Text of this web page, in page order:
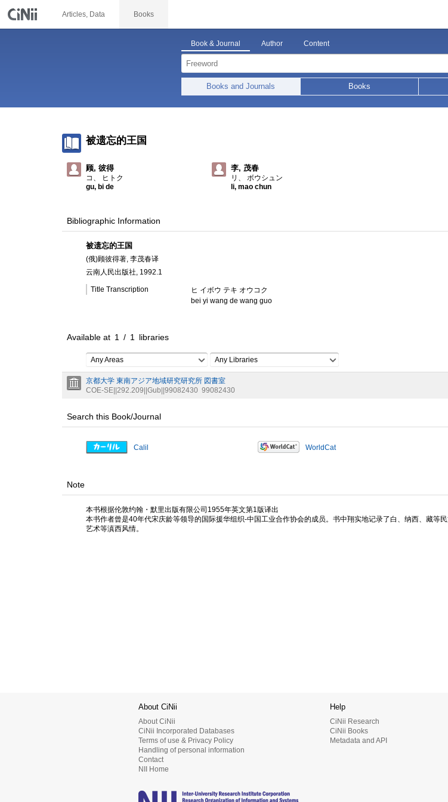
Articles, Data Books
Book & Journal Author Content
Books and Journals Books
被遗忘的王国
顾, 彼得
コ、 ヒトク
gu, bi de
李, 茂春
リ、 ボウシュン
li, mao chun
Bibliographic Information
被遗忘的王国
(俄)顾彼得著, 李茂春译
云南人民出版社, 1992.1
Title Transcription
ヒ イボウ テキ オウコク
bei yi wang de wang guo
Available at 1 / 1 libraries
Any Areas Any Libraries
京都大学 東南アジア地域研究研究所 図書室
COE-SE||292.209||Gub||99082430 99082430
Search this Book/Journal
Calil WorldCat
Note
本书根据伦敦约翰・默里出版有限公司1955年英文第1版译出
本书作者曾是40年代宋庆龄等领导的国际援华组织-中国工业合作协会的成员。书中翔实地记录了白、纳西、藏等
艺术等滇西风情。
About CiNii
About CiNii
CiNii Incorporated Databases
Terms of use & Privacy Policy
Handling of personal information
Contact
NII Home
Help
CiNii Research
CiNii Books
Metadata and API